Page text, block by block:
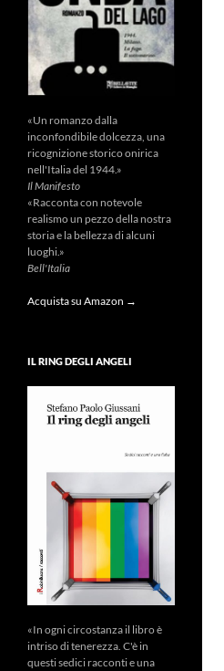
«Un romanzo dalla
inconfondibile dolcezza, una
ricognizione storico onirica
nell'Italia del 1944.»
Il Manifesto
«Racconta con notevole
realismo un pezzo della nostra
storia e la bellezza di alcuni
luoghi.»
Bell'Italia
Acquista su Amazon →
IL RING DEGLI ANGELI
«In ogni circostanza il libro è
intriso di tenerezza. C'è in
questi sedici racconti e una